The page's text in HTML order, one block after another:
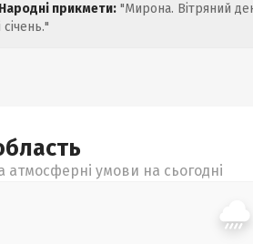
Народні прикмети: "Мирона. Вітряний
січень."
атмосферні умови на сьогодні